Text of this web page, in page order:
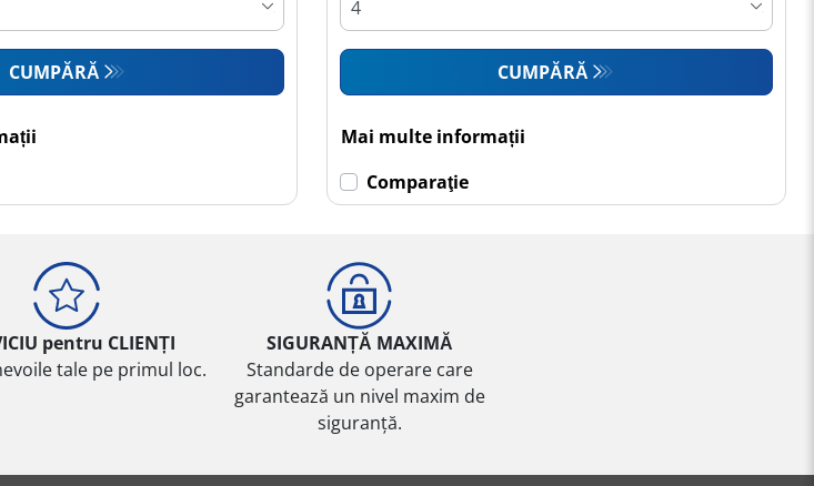
CUMPĂRĂ CUMPĂRĂ
Mai multe informații
Comparaţie
pentru CLIENȚI
tale pe primul loc.
SIGURANȚĂ MAXIMĂ
Standarde de operare care
garantează un nivel maxim de
siguranță.